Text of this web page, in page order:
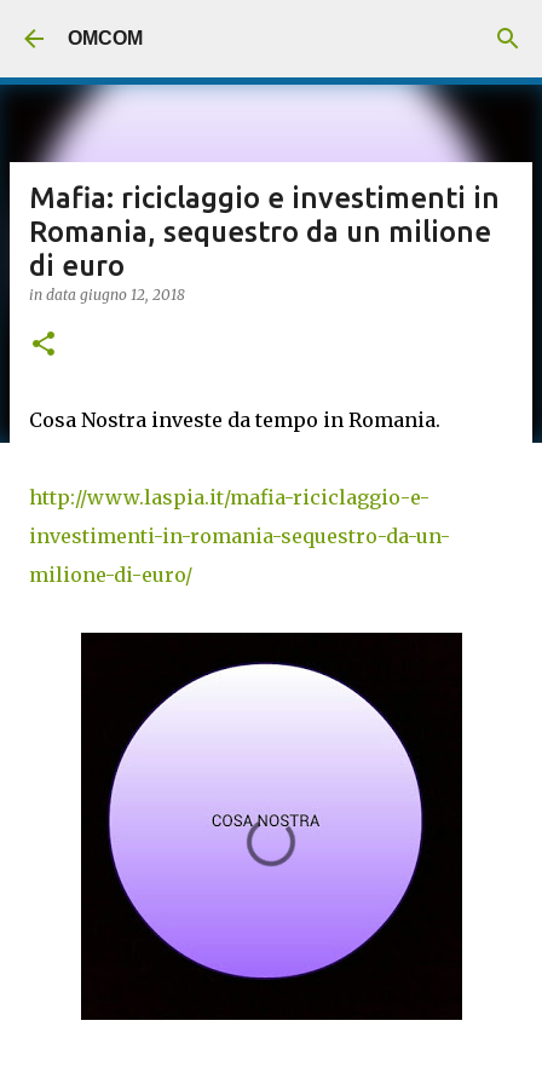
OMCOM
Mafia: riciclaggio e investimenti in
Romania, sequestro da un milione
di euro
in data giugno 12, 2018
Cosa Nostra investe da tempo in Romania.
http://www.laspia.it/mafia-riciclaggio-e-
investimenti-in-romania-sequestro-da-un-
milione-di-euro/